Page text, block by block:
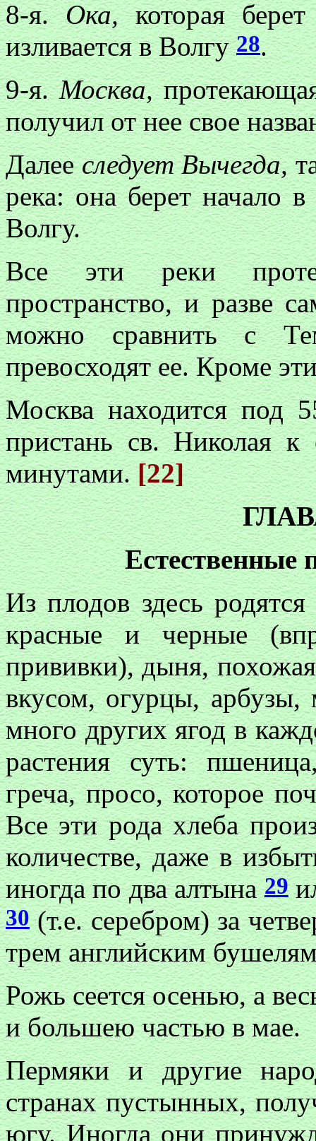
8-я.Ока,которая
изливается в Волгу28.
9-я.Москва,
получил от нее свое
Далееследует Вычегда,
река: она берет начало
Волгу.
Все эти реки
пространство, и разве
можно сравнить с
превосходят ее. Кроме
Москва находится под
пристань св. Николая
минутами. [22]
Естественные
Из плодов здесь
красные и черные
прививки), дыня,
вкусом, огурцы, арбузы,
много других ягод в
растения суть:
греча, просо, которое
Все эти рода хлеба
количестве, даже в
иногда по два алтына29
30(т.е. серебром) за
трем английским
Рожь сеется осенью, а
и большею частью в мае.
Пермяки и другие
странах пустынных,
югу. Иногда они